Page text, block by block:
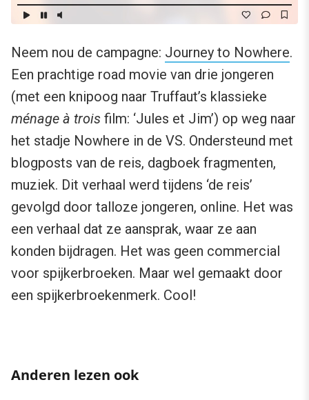
Neem nou de campagne: Journey to Nowhere.
Een prachtige road movie van drie jongeren
(met een knipoog naar Truffaut’s klassieke
ménage à trois film: ‘Jules et Jim’) op weg naar
het stadje Nowhere in de VS. Ondersteund met
blogposts van de reis, dagboek fragmenten,
muziek. Dit verhaal werd tijdens ‘de reis’
gevolgd door talloze jongeren, online. Het was
een verhaal dat ze aansprak, waar ze aan
konden bijdragen. Het was geen commercial
voor spijkerbroeken. Maar wel gemaakt door
een spijkerbroekenmerk. Cool!
Anderen lezen ook